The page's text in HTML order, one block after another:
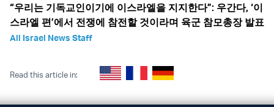
“우리는 기독교인이기에 이스라엘을 지지한다”: 우간다, ‘이
스라엘 편’에서 전쟁에 참전할 것이라며 육군 참모총장 발표
All Israel News Staff
Read this article in: